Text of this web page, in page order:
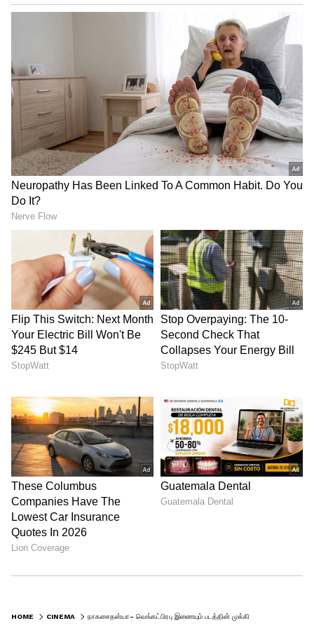
ரசிகர்களை மகிழ்ச்சியில் ஆழ்த்தியுள்ளது.
இன்னும் மற்ற விவரங்கள் விரைவில்
வெளியாகும். ஆக்‌ஷன்- எண்டர்டெயினராக
மிகப் பிரம்மாண்டமான பட்ஜெட்டில் படம்
தயாராக இருக்கிறது. பவன் குமார் இந்தப்
படத்தை வழங்குகிறார்.
நம்பர் 1 டிரெண்டிங்கில் 'தக்காளி
வெற்றி கழகம்' பஸ்! யார் பாத்த
வேலைடா இது?
HOME CINEMA